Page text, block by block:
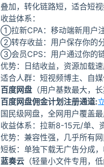
叠加，转化链路短，适合短
收益体系：
①拉新CPA：移动端新用户
②转存收益：用户保存你的
③会员CPS：用户通过你的
优势：日结收益，资源加载
适合人群：短视频博主、自
百度网盘（用户基数最大，长
百度网盘佣金计划注册通道:
国民级网盘，全网用户覆盖
收益体系：拉新8-15元/单、
优势：兼容性强，几乎所有
短板：单独下载无广告分成
蓝奏云（轻量小文件专用，低